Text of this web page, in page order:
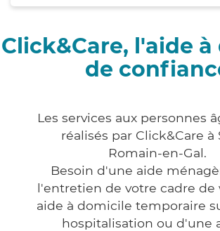
Click&Care, l'aide
de
Les services aux personnes
réalisés par Click&Care à
Romain-en-Gal.
Besoin d'une aide
l'entretien de votre cadre de
aide à domicile temporaire
hospitalisation ou d'une